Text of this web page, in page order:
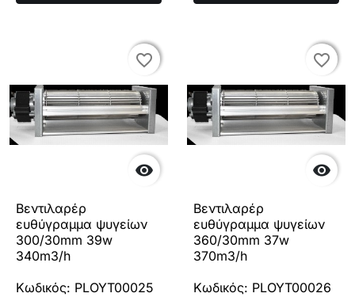

favorite_border
favorite_border
Βεντιλαρέρ
ευθύγραμμα ψυγείων
300/30mm 39w
340m3/h
Κωδικός: PLOYT00025

favorite_border
favorite_border
Βεντιλαρέρ
ευθύγραμμα ψυγείων
360/30mm 37w
370m3/h
Κωδικός: PLOYT00026